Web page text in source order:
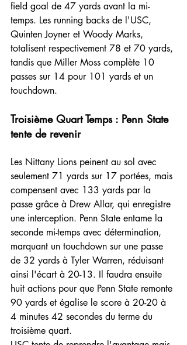
field goal de 47 yards avant la mi-
temps. Les running backs de l'USC,
Quinten Joyner et Woody Marks,
totalisent respectivement 78 et 70 yards,
tandis que Miller Moss complète 10
passes sur 14 pour 101 yards et un
touchdown.
Troisième Quart Temps : Penn State
tente de revenir
Les Nittany Lions peinent au sol avec
seulement 71 yards sur 17 portées, mais
compensent avec 133 yards par la
passe grâce à Drew Allar, qui enregistre
une interception. Penn State entame la
seconde mi-temps avec détermination,
marquant un touchdown sur une passe
de 32 yards à Tyler Warren, réduisant
ainsi l'écart à 20-13. Il faudra ensuite
huit actions pour que Penn State remonte
90 yards et égalise le score à 20-20 à
4 minutes 42 secondes du terme du
troisième quart.